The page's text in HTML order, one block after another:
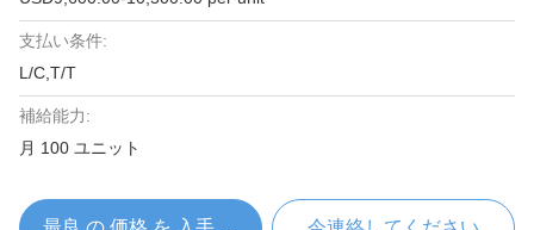
支払い条件:
L/C,T/T
補給能力:
月 100 ユニット